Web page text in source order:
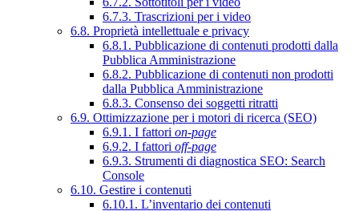
6.7.3. Trascrizioni per i video
6.8. Proprietà intellettuale e privacy
6.8.1. Pubblicazione di contenuti prodotti dalla
Pubblica Amministrazione
6.8.2. Pubblicazione di contenuti non prodotti
dalla Pubblica Amministrazione
6.8.3. Consenso dei soggetti ritratti
6.9. Ottimizzazione per i motori di ricerca (SEO)
6.9.1. I fattori on-page
6.9.2. I fattori off-page
6.9.3. Strumenti di diagnostica SEO: Search
Console
6.10. Gestire i contenuti
6.10.1. L’inventario dei contenuti